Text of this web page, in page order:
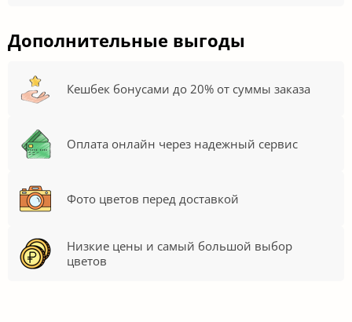
Дополнительные выгоды
Кешбек бонусами до 20% от суммы заказа
Оплата онлайн через надежный сервис
Фото цветов перед доставкой
Низкие цены и самый большой выбор
цветов